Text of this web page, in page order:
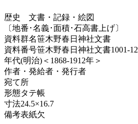
歴史
文書・記録・絵図
〔地番･名義･面積･石高書上げ〕
資料群名笹木野春日神社文書
資料番号笹木野春日神社文書1001-12
年代(明治)＜1868-1912年＞
作者・発給者・発行者
宛て所
形態タテ帳
寸法24.5×16.7
備考表紙欠